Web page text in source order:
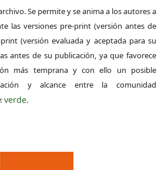
Se permite y se anima a los autores a
las versiones pre-print (versión antes de
(versión evaluada y aceptada para su
antes de su publicación, ya que favorece
más temprana y con ello un posible
y alcance entre la comunidad
verde.